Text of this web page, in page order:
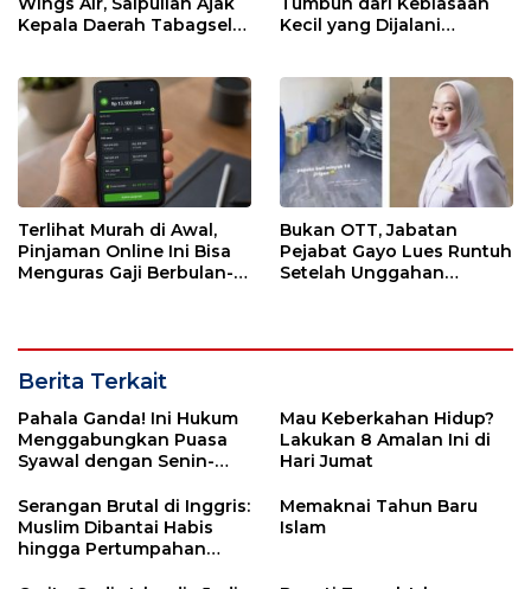
Kepala Daerah Tabagsel
Kecil yang Dijalani
Terlihat Murah di Awal,
Pinjaman Online Ini Bisa
Menguras Gaji Berbulan-
Bukan OTT, Jabatan
Pejabat Gayo Lues Runtuh
Setelah Unggahan
Berita Terkait
Pahala Ganda! Ini Hukum
Menggabungkan Puasa
Syawal dengan Senin-
Mau Keberkahan Hidup?
Lakukan 8 Amalan Ini di
Hari Jumat
Serangan Brutal di Inggris:
Muslim Dibantai Habis
hingga Pertumpahan
Memaknai Tahun Baru
Islam